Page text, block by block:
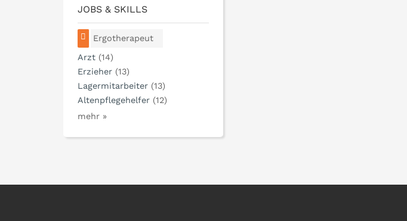
JOBS & SKILLS
Ergotherapeut
Arzt (14)
Erzieher (13)
Lagermitarbeiter (13)
Altenpflegehelfer (12)
mehr »